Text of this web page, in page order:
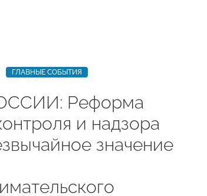
ГЛАВНЫЕ СОБЫТИЯ
Реформа
и надзора
значение